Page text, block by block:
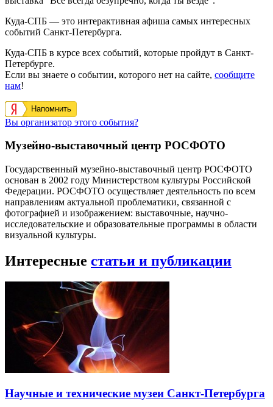
Куда-СПБ — это интерактивная афиша самых интересных
событий Санкт-Петербурга.
Куда-СПБ в курсе всех событий, которые пройдут в Санкт-
Петербурге.
Если вы знаете о событии, которого нет на сайте, сообщите
нам!
Напомнить
Вы организатор этого события?
Музейно-выставочный центр РОСФОТО
Государственный музейно-выставочный центр РОСФОТО
основан в 2002 году Министерством культуры Российской
Федерации. РОСФОТО осуществляет деятельность по всем
направлениям актуальной проблематики, связанной с
фотографией и изображением: выставочные, научно-
исследовательские и образовательные программы в области
визуальной культуры.
Интересные статьи и публикации
Научные и технические музеи Санкт-Петербурга